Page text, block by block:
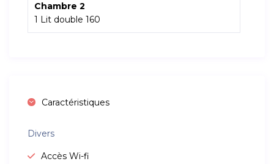
Chambre 2
1 Lit double 160
Caractéristiques
Divers
Accès Wi-fi